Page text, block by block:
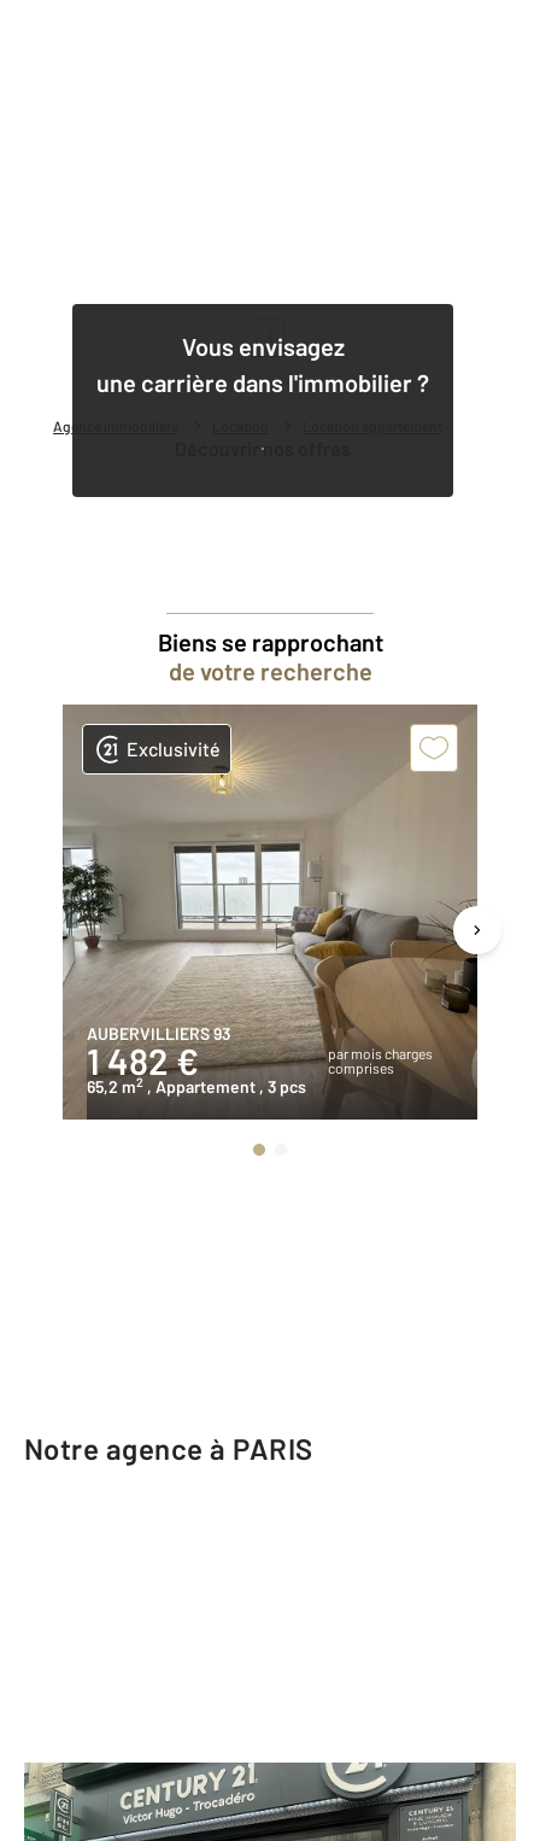
Agence immobilière
Vous envisagez
une carrière dans l'immobilier ?
Découvrir nos offres
1
Biens se rapprochant
de votre recherche
Exclusivité
AUBERVILLIERS 93
1 482 €
par mois charges
comprises
65,2 m2 , Appartement , 3 pcs
Notre agence à PARIS
CENTURY 21 Victor Hugo - Trocadéro